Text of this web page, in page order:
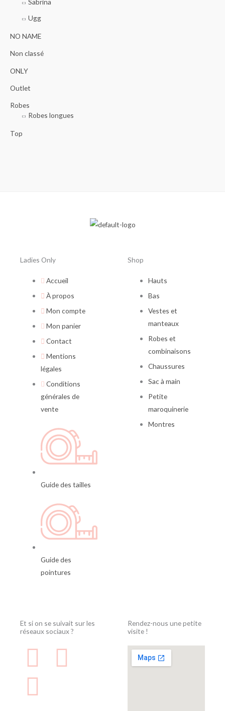
Ugg
NO NAME
Non classé
ONLY
Outlet
Robes
Robes longues
Top
Ladies Only
Accueil
À propos
Mon compte
Mon panier
Contact
Mentions
légales
Conditions
générales de
vente
Guide des tailles
Guide des
pointures
Shop
Hauts
Bas
Vestes et
manteaux
Robes et
combinaisons
Chaussures
Sac à main
Petite
maroquinerie
Montres
Et si on se suivait sur les
réseaux sociaux ?
F
a
F
I
n
Rendez-nous une petite
visite !